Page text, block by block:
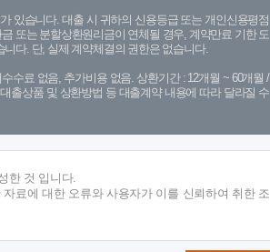
있습니다. 대출 시 귀하의 신용등급 또는 개인신용평점
또는 분할상환원리금이 연체될 경우, 계약만료 기한 도
다. 단, 실제 계약체결의 권한은 없습니다.
수료 없음, 추가비용 없음. 상환기간 : 12개월 ~ 60개월 /
출상품 및 상환방법 등 대출계약 내용에 따라 달라질 수
한 것 입니다.
자료에 대한 오류와 사용자가 이를 신뢰하여 취한 조